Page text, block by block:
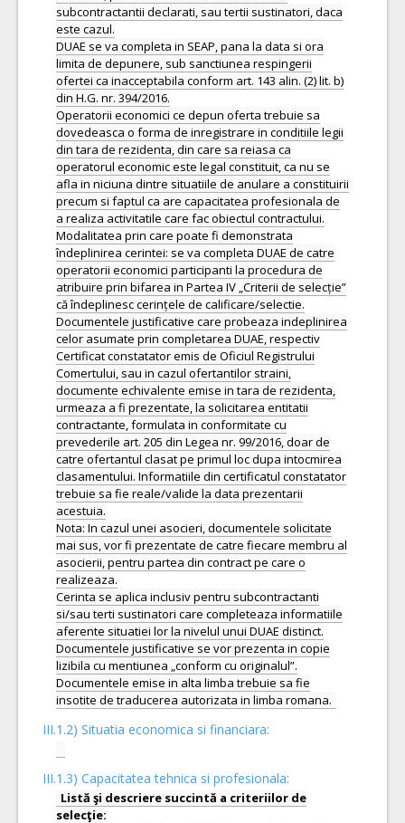
subcontractantii declarati, sau tertii sustinatori, daca
este cazul.
DUAE se va completa in SEAP, pana la data si ora
limita de depunere, sub sanctiunea respingerii
ofertei ca inacceptabila conform art. 143 alin. (2) lit. b)
din H.G. nr. 394/2016.
Operatorii economici ce depun oferta trebuie sa
dovedeasca o forma de inregistrare in conditiile legii
din tara de rezidenta, din care sa reiasa ca
operatorul economic este legal constituit, ca nu se
afla in niciuna dintre situatiile de anulare a constituirii
precum si faptul ca are capacitatea profesionala de
a realiza activitatile care fac obiectul contractului.
Modalitatea prin care poate fi demonstrata
îndeplinirea cerintei: se va completa DUAE de catre
operatorii economici participanti la procedura de
atribuire prin bifarea in Partea IV „Criterii de selecție”
că îndeplinesc cerințele de calificare/selectie.
Documentele justificative care probeaza indeplinirea
celor asumate prin completarea DUAE, respectiv
Certificat constatator emis de Oficiul Registrului
Comertului, sau in cazul ofertantilor straini,
documente echivalente emise in tara de rezidenta,
urmeaza a fi prezentate, la solicitarea entitatii
contractante, formulata in conformitate cu
prevederile art. 205 din Legea nr. 99/2016, doar de
catre ofertantul clasat pe primul loc dupa intocmirea
clasamentului. Informatiile din certificatul constatator
trebuie sa fie reale/valide la data prezentarii
acestuia.
Nota: In cazul unei asocieri, documentele solicitate
mai sus, vor fi prezentate de catre fiecare membru al
asocierii, pentru partea din contract pe care o
realizeaza.
Cerinta se aplica inclusiv pentru subcontractanti
si/sau terti sustinatori care completeaza informatiile
aferente situatiei lor la nivelul unui DUAE distinct.
Documentele justificative se vor prezenta in copie
lizibila cu mentiunea „conform cu originalul”.
Documentele emise in alta limba trebuie sa fie
III.1.2) Situatia economica si financiara:
III.1.3) Capacitatea tehnica si profesionala:
Listă şi descriere succintă a criteriilor de